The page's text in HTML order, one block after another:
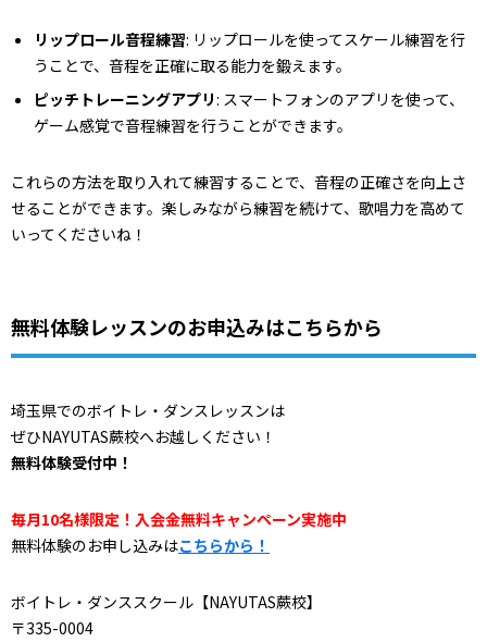
リップロール音程練習: リップロールを使ってスケール練習を行
うことで、音程を正確に取る能力を鍛えます。
ピッチトレーニングアプリ: スマートフォンのアプリを使って、
ゲーム感覚で音程練習を行うことができます。
これらの方法を取り入れて練習することで、音程の正確さを向上さ
せることができます。楽しみながら練習を続けて、歌唱力を高めて
いってくださいね！
無料体験レッスンのお申込みはこちらから
埼玉県でのボイトレ・ダンスレッスンは
ぜひNAYUTAS蕨校へお越しください！
無料体験受付中！
毎月10名様限定！入会金無料キャンペーン実施中
無料体験のお申し込みはこちらから！
ボイトレ・ダンススクール【NAYUTAS蕨校】
〒335-0004